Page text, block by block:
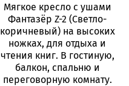
Мягкое кресло с ушами
Фантазёр Z-2 (Светло-
коричневый) на высоких
ножках, для отдыха и
чтения книг. В гостиную,
балкон, спальню и
переговорную комнату.